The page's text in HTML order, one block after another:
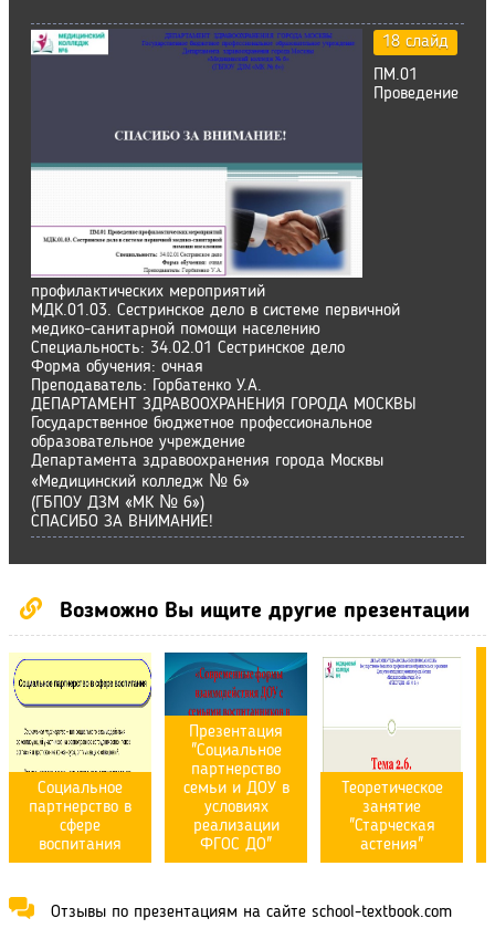
18 слайд
ПМ.01
Проведение
профилактических мероприятий
МДК.01.03. Сестринское дело в системе первичной
медико-санитарной помощи населению
Специальность: 34.02.01 Сестринское дело
Форма обучения: очная
Преподаватель: Горбатенко У.А.
ДЕПАРТАМЕНТ ЗДРАВООХРАНЕНИЯ ГОРОДА МОСКВЫ
Государственное бюджетное профессиональное
образовательное учреждение
Департамента здравоохранения города Москвы
«Медицинский колледж № 6»
(ГБПОУ ДЗМ «МК № 6»)
СПАСИБО ЗА ВНИМАНИЕ!
Возможно Вы ищите другие презентации
Социальное
партнерство в
сфере
воспитания
Презентация
"Социальное
партнерство
семьи и ДОУ в
условиях
реализации
ФГОС ДО"
Теоретическое
занятие
"Старческая
астения"
Отзывы по презентациям на сайте school-textbook.com